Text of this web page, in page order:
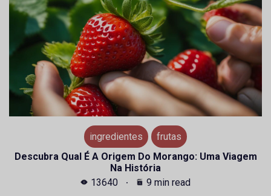
ingredientes
frutas
Descubra Qual É A Origem Do Morango: Uma Viagem
Na História
13640
9 min read